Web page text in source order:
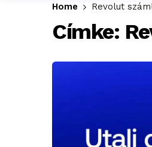
Home Revolut
Címke: